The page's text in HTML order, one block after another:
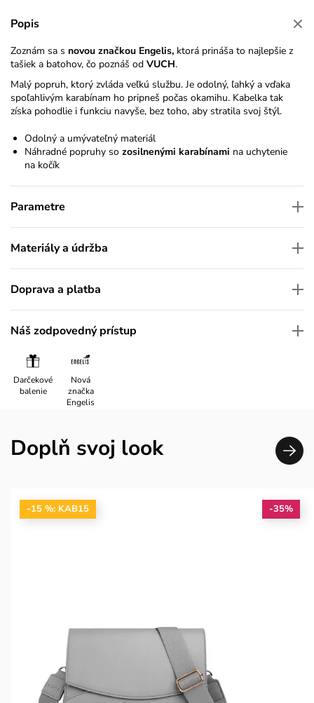
Popis
Zoznám sa s novou značkou Engelis, ktorá prináša to najlepšie z
tašiek a batohov, čo poznáš od VUCH.
Malý popruh, ktorý zvláda veľkú službu. Je odolný, ľahký a vďaka
spoľahlivým karabínam ho pripneš počas okamihu. Kabelka tak
získa pohodlie i funkciu navyše, bez toho, aby stratila svoj štýl.
Odolný a umývateľný materiál
Náhradné popruhy so zosilnenými karabínami na uchytenie
na kočík
Parametre
Materiály a údržba
Doprava a platba
Náš zodpovedný prístup
Darčekové
balenie
Nová
značka
Engelis
Doplň svoj look
-15 %: KAB15 -35%